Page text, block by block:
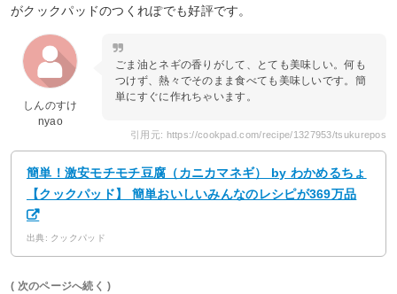
がクックパッドのつくれぽでも好評です。
しんのすけ
nyao
ごま油とネギの香りがして、とても美味しい。何も
つけず、熱々でそのまま食べても美味しいです。簡
単にすぐに作れちゃいます。
引用元: https://cookpad.com/recipe/1327953/tsukurepos
簡単！激安モチモチ豆腐（カニカマネギ） by わかめるちょ
【クックパッド】 簡単おいしいみんなのレシピが369万品
出典: クックパッド
( 次のページへ続く )